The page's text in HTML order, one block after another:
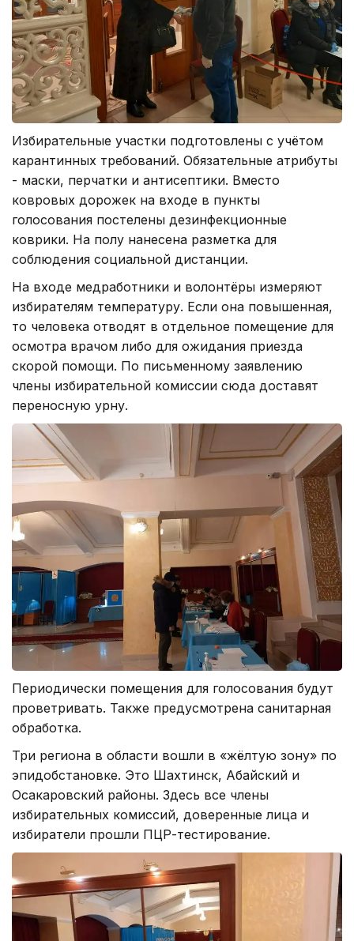
Избирательные участки подготовлены с учётом
карантинных требований. Обязательные атрибуты
- маски, перчатки и антисептики. Вместо
ковровых дорожек на входе в пункты
голосования постелены дезинфекционные
коврики. На полу нанесена разметка для
соблюдения социальной дистанции.
На входе медработники и волонтёры измеряют
избирателям температуру. Если она повышенная,
то человека отводят в отдельное помещение для
осмотра врачом либо для ожидания приезда
скорой помощи. По письменному заявлению
члены избирательной комиссии сюда доставят
переносную урну.
Периодически помещения для голосования будут
проветривать. Также предусмотрена санитарная
обработка.
Три региона в области вошли в «жёлтую зону» по
эпидобстановке. Это Шахтинск, Абайский и
Осакаровский районы. Здесь все члены
избирательных комиссий, доверенные лица и
избиратели прошли ПЦР-тестирование.